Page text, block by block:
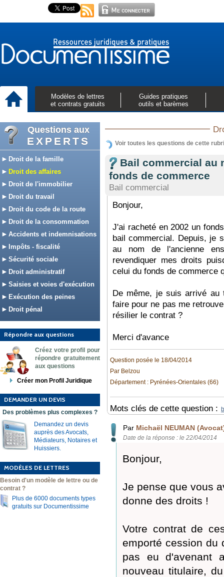
Modèles de lettres
et contrats gratuits
Guides pratiques
outils et barèmes
Questions aux
EXPERTS
Droit de la famille
Droit des affaires
Droit de l'immobilier
Droit du travail
Droit du code de la route
Droit de la consommation
Accidents et indemnisations
Impôts - fiscalité
Sécurité sociale
Droit administratif
Saisies et voies d'exécution
Exécution des peines
Droit pénal
Répondre aux questions
Créez votre profil pour
répondre gratuitement
aux questions
Créer mon Profil Juridique
DEMANDER UN DEVIS
Des problèmes plus complexes ?
Demandez un devis
auprès des Avocats,
Médiateurs, Notaires et
Huissiers.
MODÈLES DE LETTRES
Besoin d'un modèle de lettre ou de
contrat ?
Plus de 6000 documents types
gratuits sur Documentissime
Voir toutes les questions de cette
Bail commercial au
fonds de commerce
Bail commercial
Bonjour,
J'ai racheté en 2002 un
bail commercial. Depuis, je
au nom de l'ancienne
revendiquer mes droits
celui du fonds de commerce
De même, je suis arrivé au
faire pour ne pas me
résilier le contrat ?
Merci d'avance
Question posée le 18/04/2014
Par Belzou
Département : Pyrénées-Orientales (66)
Mots clés de cette question :
Par Michaël NEUMAN
Date de la réponse : le 22/04/2014
Bonjour,
Je pense que vous
donne des droits !
Votre contrat de
emporté cession du
pas eu d'avenant
nouveau titulaire,